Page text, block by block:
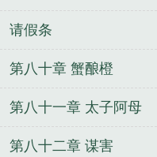
请假条
第八十章 蟹酿橙
第八十一章 太子阿母
第八十二章 谋害